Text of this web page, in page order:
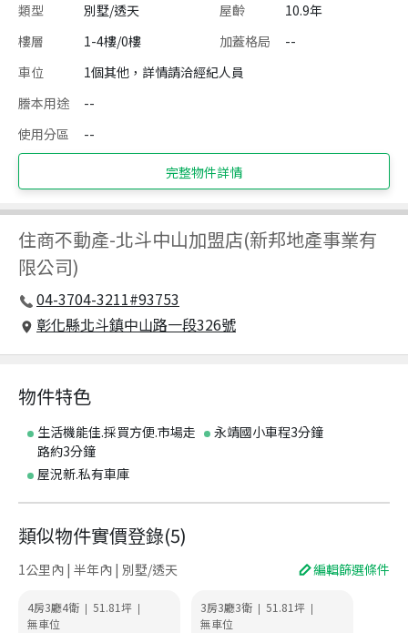
類型 別墅/透天 屋齡
10.9年
樓層
1-4樓/0樓 加蓋格局
--
車位
1個其他，詳情請洽經紀人員
謄本用途
--
使用分區
--
完整物件詳情
住商不動產-北斗中山加盟店(新邦地產事業有
限公司)
04-3704-3211#93753
彰化縣北斗鎮中山路一段326號
物件特色
生活機能佳.採買方便.市場走
路約3分鐘
永靖國小車程3分鐘
屋況新.私有車庫
類似物件實價登錄(5)
1公里內 | 半年內 | 別墅/透天 編輯篩選條件
4房3廳4衛 | 51.81坪 |
無車位
3房3廳3衛 | 51.81坪 |
無車位